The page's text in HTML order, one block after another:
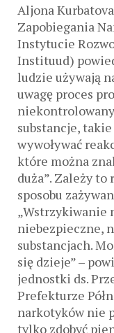
Aljona
Zapobiegania
Instytucie
Instituud)
ludzie używają
uwagę proces
substancje,
wywoływać
które można
duża”. Zależy
sposobu
„Wstrzykiwanie
niebezpieczne,
substancjach.
się dzieje” –
jednostki ds.
Prefekturze
narkotyków nie
tylko zdobyć